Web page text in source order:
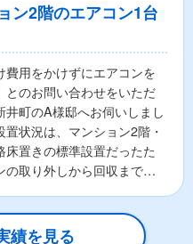
ン2階のエアコン1台
費用をかけずにエアコンを
とのお問い合わせをいただ
井町のA様邸へお伺いしまし
置状況は、マンション2階・
床置きの標準設置だったた
の取り外しから回収まで実
績を見る